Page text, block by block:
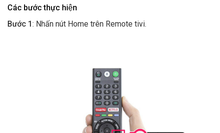
Các bước thực hiện
Bước 1: Nhấn nút Home trên Remote tivi.